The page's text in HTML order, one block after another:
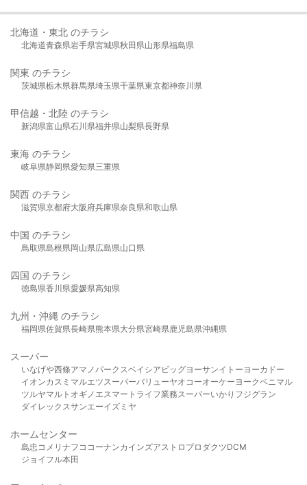
北海道・東北 のチラシ
北海道青森県岩手県宮城県秋田県山形県福島県
関東 のチラシ
茨城県栃木県群馬県埼玉県千葉県東京都神奈川県
甲信越・北陸 のチラシ
新潟県富山県石川県福井県山梨県長野県
東海 のチラシ
岐阜県静岡県愛知県三重県
関西 のチラシ
滋賀県京都府大阪府兵庫県奈良県和歌山県
中国 のチラシ
鳥取県島根県岡山県広島県山口県
四国 のチラシ
徳島県香川県愛媛県高知県
九州・沖縄 のチラシ
福岡県佐賀県長崎県熊本県大分県宮崎県鹿児島県沖縄県
スーパー
いなげや西條アマノパークスベイシア ビッグヨーサンイトーヨーカドー
イオンカスミ マルエツスーパーバリューヤオコーオーケー ヨークベニマル
ツルヤマルト オギノ エスマート ライフ業務スーパーいかり フジグラン
ダイレックスサンエーイズミヤ
ホームセンター
島忠 コメリ ナフコ コーナンカインズアストロプロダクツDCM
ジョイフル本田